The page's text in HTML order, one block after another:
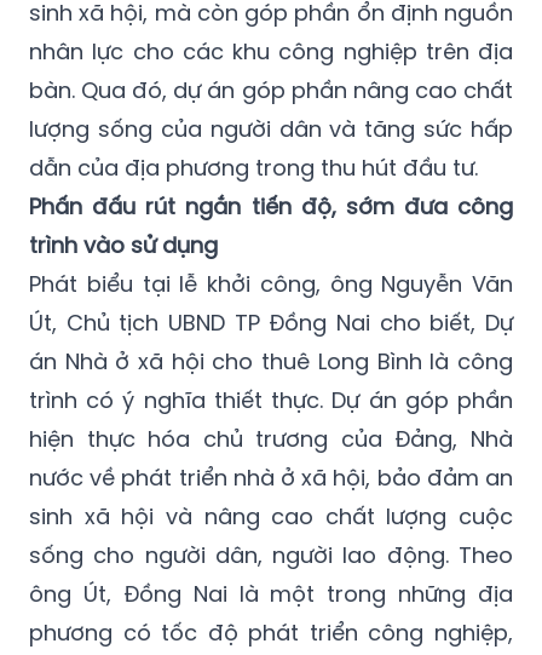
sinh xã hội, mà còn góp phần ổn định nguồn
nhân lực cho các khu công nghiệp trên địa
bàn. Qua đó, dự án góp phần nâng cao chất
lượng sống của người dân và tăng sức hấp
dẫn của địa phương trong thu hút đầu tư.
Phấn đấu rút ngắn tiến độ, sớm đưa công
trình vào sử dụng
Phát biểu tại lễ khởi công, ông Nguyễn Văn
Út, Chủ tịch UBND TP Đồng Nai cho biết, Dự
án Nhà ở xã hội cho thuê Long Bình là công
trình có ý nghĩa thiết thực. Dự án góp phần
hiện thực hóa chủ trương của Đảng, Nhà
nước về phát triển nhà ở xã hội, bảo đảm an
sinh xã hội và nâng cao chất lượng cuộc
sống cho người dân, người lao động. Theo
ông Út, Đồng Nai là một trong những địa
phương có tốc độ phát triển công nghiệp,